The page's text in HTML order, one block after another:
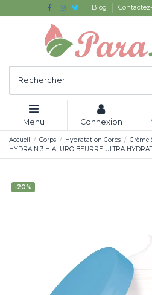
Blog
Menu Connexion
Accueil Corps Hydratation Corps Crème
HYDRAIN 3 HIALURO BEURRE ULTRA
-20%